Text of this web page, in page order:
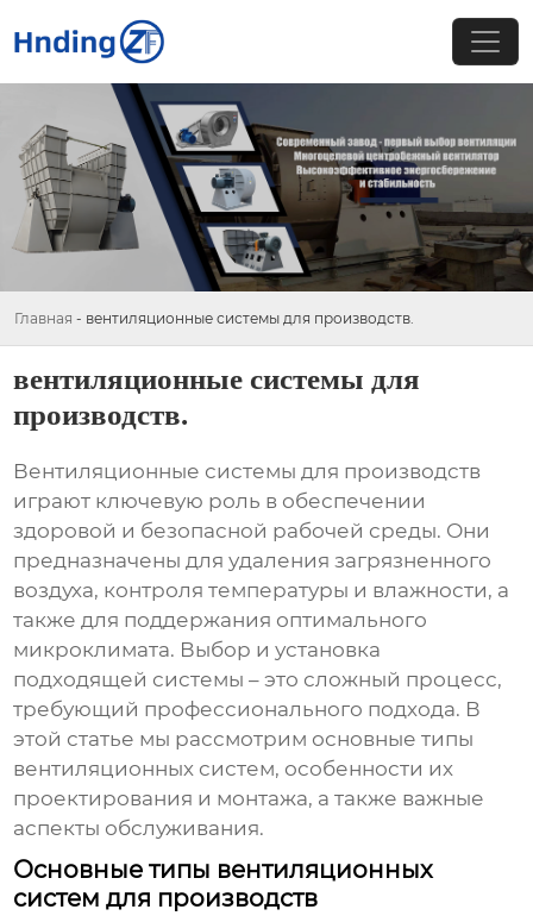
Главная - вентиляционные системы для производств.
вентиляционные системы для
производств.
Вентиляционные системы для производств
играют ключевую роль в обеспечении
здоровой и безопасной рабочей среды. Они
предназначены для удаления загрязненного
воздуха, контроля температуры и влажности, а
также для поддержания оптимального
микроклимата. Выбор и установка
подходящей системы – это сложный процесс,
требующий профессионального подхода. В
этой статье мы рассмотрим основные типы
вентиляционных систем, особенности их
проектирования и монтажа, а также важные
аспекты обслуживания.
Основные типы вентиляционных
систем для производств